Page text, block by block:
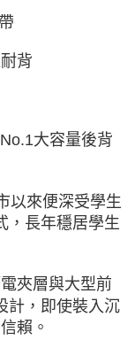
背
大容量後背
以來便深受學生
，長年穩居學生
夾層與大型前
計，即使裝入沉
賴。